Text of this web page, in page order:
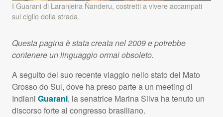
I Guarani di Laranjeira Ñanderu, costretti a vivere accampati
sul ciglio della strada.
Questa pagina è stata creata nel 2009 e potrebbe
contenere un linguaggio ormai obsoleto.
A seguito del suo recente viaggio nello stato del Mato
Grosso do Sul, dove ha preso parte a un meeting di
Indiani Guarani, la senatrice Marina Silva ha tenuto un
discorso forte al congresso brasiliano.